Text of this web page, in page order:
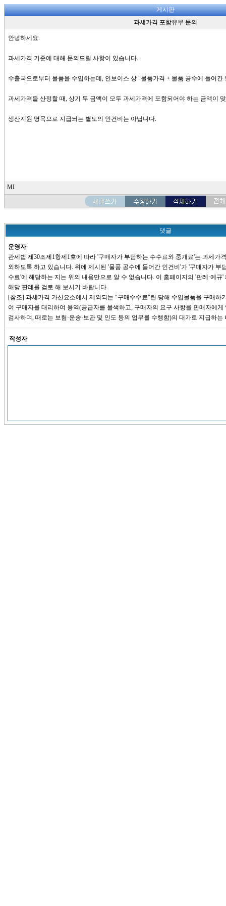
게시판
과세가격 포함유무 문의
안녕하세요.
과세가격 기준에 대해 문의드릴 사항이 있습니다.
수출국으로부터 물품을 수입하는데, 인보이스 상 "물품가격 + 물품 공수에 들어
과세가격을 산정할 때, 상기 두 금액이 모두 과세가격에 포함되어야 하는 금액이
생산지원 명목으로 지급되는 별도의 인건비는 아닙니다.
MI
댓글
운영자
관세법 제30조제1항제1호에 따라 '구매자가 부담하는 수수료와 중개료'는 과세가
외하도록 하고 있습니다. 위에 제시된 '물품 공수에 들어간 인건비'가 '구매자가 부
수료'에 해당하는 지는 위의 내용만으로 알 수 없습니다. 이 홈페이지의 '판례·예
해당 판례를 검토 해 보시기 바랍니다.
[참조] 과세가격 가산요소에서 제외되는 "구매수수료"란 당해 수입물품을 구매하
여 구매자를 대리하여 용역(공급자를 물색하고, 구매자의 요구 사항을 판매자에
검사하며, 때로는 보험·운송·보관 및 인도 등의 업무를 수행함)의 대가로 지급하